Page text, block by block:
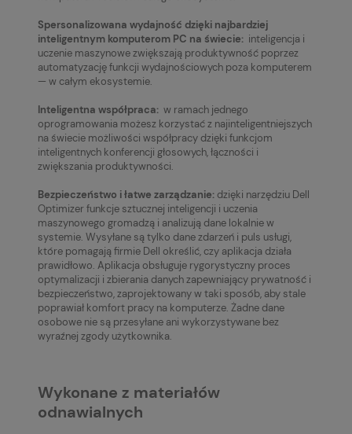
Spersonalizowana wydajność dzięki najbardziej
inteligentnym komputerom PC na świecie: inteligencja i
uczenie maszynowe zwiększają produktywność poprzez
automatyzację funkcji wydajnościowych poza komputerem
— w całym ekosystemie.
Inteligentna współpraca: w ramach jednego
oprogramowania możesz korzystać z najinteligentniejszych
na świecie możliwości współpracy dzięki funkcjom
inteligentnych konferencji głosowych, łączności i
zwiększania produktywności.
Bezpieczeństwo i łatwe zarządzanie:dzięki narzędziu Dell
Optimizer funkcje sztucznej inteligencji i uczenia
maszynowego gromadzą i analizują dane lokalnie w
systemie. Wysyłane są tylko dane zdarzeń i puls usługi,
które pomagają firmie Dell określić, czy aplikacja działa
prawidłowo. Aplikacja obsługuje rygorystyczny proces
optymalizacji i zbierania danych zapewniający prywatność i
bezpieczeństwo, zaprojektowany w taki sposób, aby stale
poprawiał komfort pracy na komputerze. Żadne dane
osobowe nie są przesyłane ani wykorzystywane bez
wyraźnej zgody użytkownika.
Wykonane z materiałów
odnawialnych